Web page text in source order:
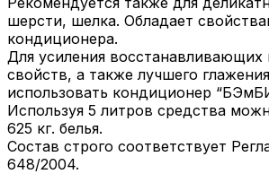
шерсти, шелка. Обладает
кондиционера.
Для усиления
свойств, а также лучшего
использовать кондиционер
Используя 5 литров средства
625 кг. белья.
Состав строго соответствует
648/2004.